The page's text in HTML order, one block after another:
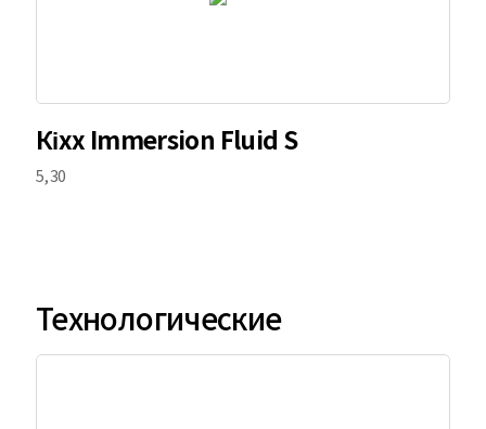
Кіхх Immersion Fluid S
5, 30
Технологические